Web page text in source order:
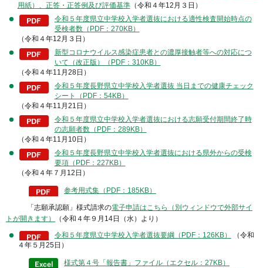
用紙）、正答・正答例及び評価基準（令和４年12月３日）
令和５年度県立中学校入学者選抜における適性検査開始時点の
受検者数（PDF：270KB）
（令和４年12月３日）
新型コロナウイルス感染症患者との濃厚接触者等への対応につ
いて（改正版）（PDF：310KB）
（令和４年11月28日）
令和５年度長野県立中学校入学者選抜 当日までの健康チェック
シート（PDF：54KB）
（令和４年11月21日）
令和５年度県立中学校入学者選抜における志願受付期間終了時
の志願者数（PDF：289KB）
（令和４年11月10日）
令和５年度長野県立中学校入学者選抜における県外からの受検
要項（PDF：227KB）
（令和４年７月12日）
参考用式集（PDF：185KB）
「志願承認願」様式請求の電子申請はこちら（別ウィンドウで外部サイ
トが開きます）
（令和４年９月14日（水）より）
令和５年度県立中学校入学者選抜要綱（PDF：126KB）
（令和
４年５月25日）
様式第４号「報告書」ファイル（エクセル：27KB）